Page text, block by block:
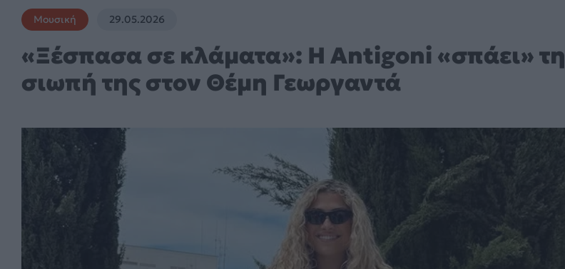
Μουσική 29.05.2026
«Ξέσπασα σε κλάματα»: Η Antigoni «σπάει» τη
σιωπή της στον Θέμη Γεωργαντά